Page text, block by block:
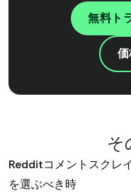
無料ト
そ
Redditコメントスクレ
を選ぶべき時